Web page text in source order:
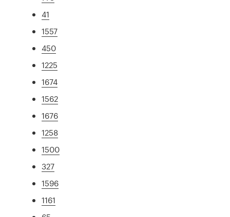
41
1557
450
1225
1674
1562
1676
1258
1500
327
1596
1161